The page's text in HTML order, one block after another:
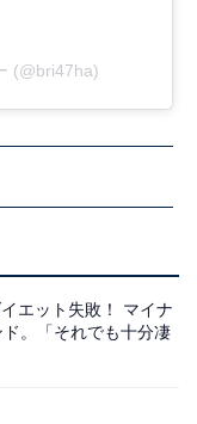
(@bri47ha)
エット失敗！ マイナ
。「それでも十分凄